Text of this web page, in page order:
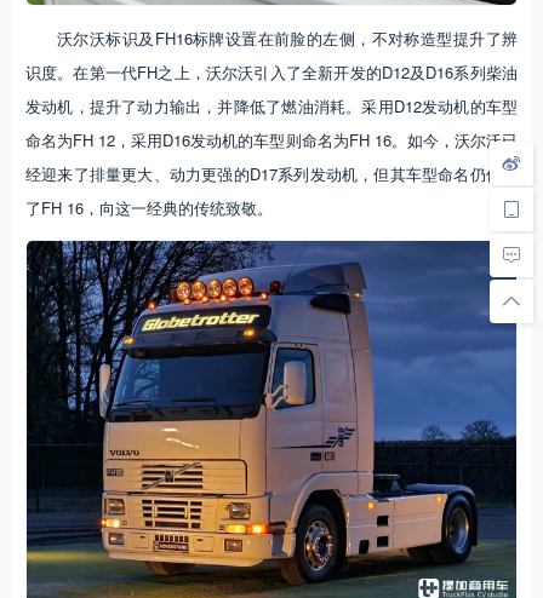
沃尔沃标识及FH16标牌设置在前脸的左侧，不对称造型提升了辨
识度。在第一代FH之上，沃尔沃引入了全新开发的D12及D16系列柴油
发动机，提升了动力输出，并降低了燃油消耗。采用D12发动机的车型
命名为FH 12，采用D16发动机的车型则命名为FH 16。如今，沃尔沃已
经迎来了排量更大、动力更强的D17系列发动机，但其车型命名仍传承
了FH 16，向这一经典的传统致敬。